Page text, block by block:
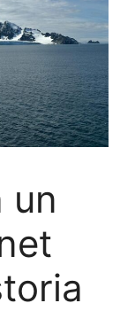
un